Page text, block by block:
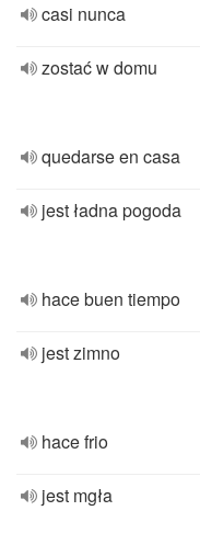
casi nunca
zostać w domu
quedarse en casa
jest ładna pogoda
hace buen tiempo
jest zimno
hace frio
jest mgła